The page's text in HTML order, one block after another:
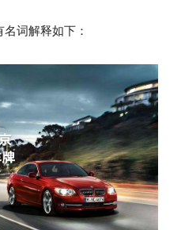
词解释如下：